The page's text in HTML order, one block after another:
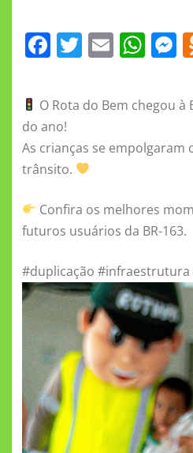
F
c
e
b
o
o
k
T
it
te
r
E
ai
l
W
at
s
A
e
n
O Rota do Bem chegou
do ano!
As crianças se
trânsito.
Confira os melhores
futuros usuários da BR-163.
#duplicação #infraestrutura